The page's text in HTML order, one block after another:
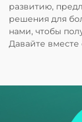
развитию,
решения для
нами, чтобы
Давайте вместе